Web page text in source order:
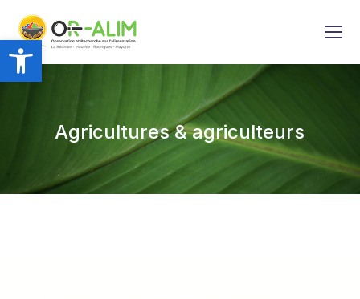
Ouvrir la barre d’outils
Agricultures & agriculteurs